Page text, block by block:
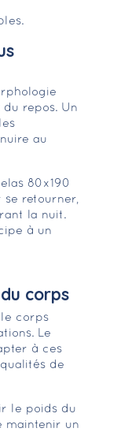
repos. Un
au
80x190
retourner,
la nuit.
à un
corps
le corps
Le
à ces
de
le poids du
maintenir un